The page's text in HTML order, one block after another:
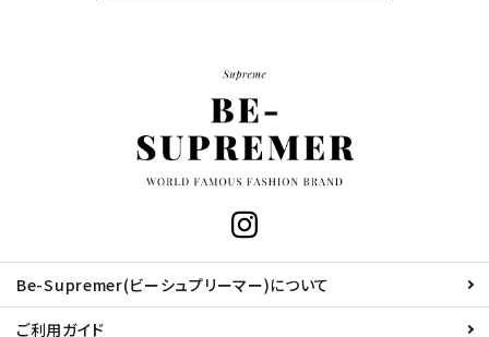
Be-Supremer(ビーシュプリーマー)について
ご利用ガイド